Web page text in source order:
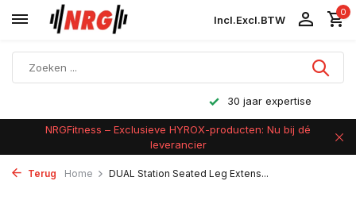
Incl.Excl.BTW
0
30 jaar expertise
NRGFitness – Exclusieve HYROX-producten: Nu bij dé
leverancier
Terug Home DUAL Station Seated Leg Extens...